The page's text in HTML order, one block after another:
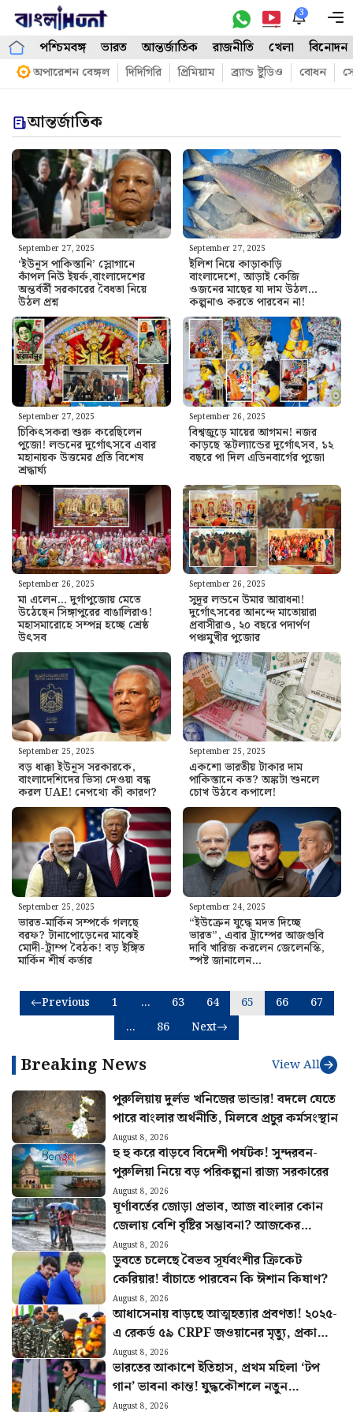
Skip
content
3
পশ্চিমবঙ্গ ভারত আন্তর্জাতিক রাজনীতি খেলা বিনোদন
অপারেশন বেঙ্গল দিদিগিরি প্রিমিয়াম ব্র্যান্ড ষ্টুডিও বোধন
আন্তর্জাতিক
September 27, 2025
‘ইউনূস পাকিস্তানি’ স্লোগানে
কাঁপল নিউ ইয়র্ক,বাংলাদেশের
অন্তর্বর্তী সরকারের বৈধতা নিয়ে
উঠল প্রশ্ন
September 27, 2025
ইলিশ নিয়ে কাড়াকাড়ি
বাংলাদেশে, আড়াই কেজি
ওজনের মাছের যা দাম উঠল…
কল্পনাও করতে পারবেন না!
September 27, 2025
চিকিৎসকরা শুরু করেছিলেন
পুজো! লন্ডনের দুর্গোৎসবে এবার
মহানায়ক উত্তমের প্রতি বিশেষ
শ্রদ্ধার্ঘ্য
September 26, 2025
বিশ্বজুড়ে মায়ের আগমন! নজর
কাড়ছে স্কটল্যান্ডের দুর্গোৎসব, ১২
বছরে পা দিল এডিনবার্গের পুজো
September 26, 2025
মা এলেন… দুর্গাপুজোয় মেতে
উঠেছেন সিঙ্গাপুরের বাঙালিরাও!
মহাসমারোহে সম্পন্ন হচ্ছে শ্রেষ্ঠ
উৎসব
September 26, 2025
সুদূর লন্ডনে উমার আরাধনা!
দুর্গোৎসবের আনন্দে মাতোয়ারা
প্রবাসীরাও, ২০ বছরে পদার্পণ
পঞ্চমুখীর পুজোর
September 25, 2025
বড় ধাক্কা ইউনূস সরকারকে,
বাংলাদেশিদের ভিসা দেওয়া বন্ধ
করল UAE! নেপথ্যে কী কারণ?
September 25, 2025
একশো ভারতীয় টাকার দাম
পাকিস্তানে কত? অঙ্কটা শুনলে
চোখ উঠবে কপালে!
September 25, 2025
ভারত-মার্কিন সম্পর্কে গলছে
বরফ? টানাপোড়েনের মাঝেই
মোদী-ট্রাম্প বৈঠক! বড় ইঙ্গিত
মার্কিন শীর্ষ কর্তার
September 24, 2025
“ইউক্রেন যুদ্ধে মদত দিচ্ছে
ভারত”, এবার ট্রাম্পের আজগুবি
দাবি খারিজ করলেন জেলেনস্কি,
স্পষ্ট জানালেন…
Previous 1 … 63 64 65 66
67
…
86 Next
Breaking News View All
পুরুলিয়ায় দুর্লভ খনিজের ভান্ডার! বদলে যেতে
পারে বাংলার অর্থনীতি, মিলবে প্রচুর কর্মসংস্থান
August 8, 2026
হু হু করে বাড়বে বিদেশী পর্যটক! সুন্দরবন-
পুরুলিয়া নিয়ে বড় পরিকল্পনা রাজ্য সরকারের
August 8, 2026
ঘূর্ণাবর্তের জোড়া প্রভাব, আজ বাংলার কোন
জেলায় বেশি বৃষ্টির সম্ভাবনা? আজকের
আবহাওয়ার খবর
August 8, 2026
ডুবতে চলেছে বৈভব সূর্যবংশীর ক্রিকেট
কেরিয়ার! বাঁচাতে পারবেন কি ঈশান কিষাণ?
August 8, 2026
আধাসেনায় বাড়ছে আত্মহত্যার প্রবণতা! ২০২৫-
এ রেকর্ড ৫৯ CRPF জওয়ানের মৃত্যু, প্রকাশ্যে
রিপোর্ট
August 8, 2026
ভারতের আকাশে ইতিহাস, প্রথম মহিলা ‘টপ
গান’ ভাবনা কান্ত! যুদ্ধকৌশলে নতুন
মাইলফলক বায়ুসেনার
August 8, 2026